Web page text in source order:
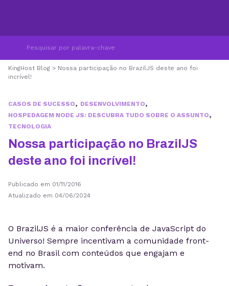
KingHost Blog > Nossa participação no BrazilJS deste ano foi
incrível!
CASOS DE SUCESSO, DESENVOLVIMENTO,
HOSPEDAGEM NODE JS: DESCUBRA TUDO SOBRE O ASSUNTO,
TECNOLOGIA
Nossa participação no BrazilJS
deste ano foi incrível!
Publicado em 01/11/2016
Atualizado em 04/06/2024
O BrazilJS é a maior conferência de JavaScript do
Universo! Sempre incentivam a comunidade front-
end no Brasil com conteúdos que engajam e
motivam.